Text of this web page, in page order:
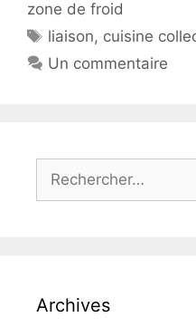
zone de froid
Étiquettes
liaison, cuisine
Un commentaire
Rechercher :
Archives